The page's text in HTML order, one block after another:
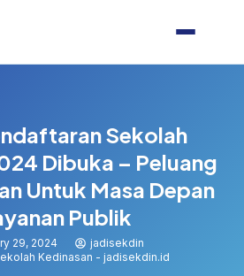
Sekolah
Dibuka – Peluang
Untuk Masa Depan
Publik
29, 2024
jadisekdin
Kedinasan - jadisekdin.id